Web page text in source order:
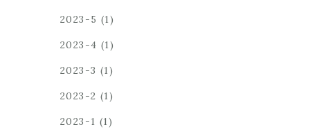
2023-5 (1)
2023-4 (1)
2023-3 (1)
2023-2 (1)
2023-1 (1)